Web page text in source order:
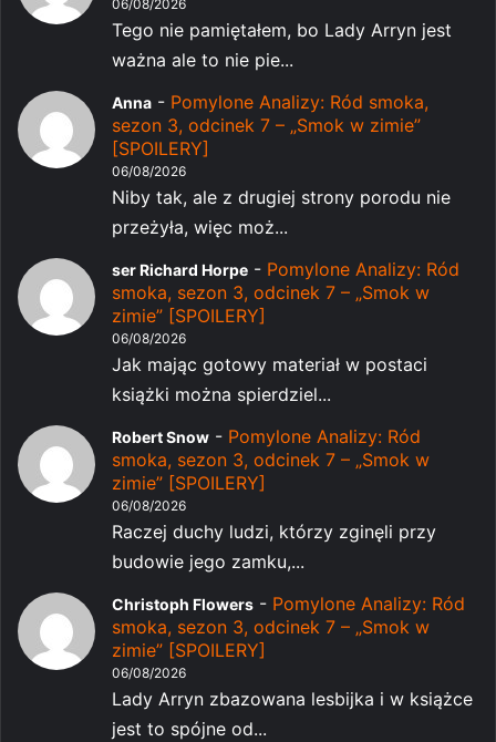
06/08/2026
Tego nie pamiętałem, bo Lady Arryn jest
ważna ale to nie pie...
Anna - Pomylone Analizy: Ród smoka,
sezon 3, odcinek 7 – „Smok w zimie”
[SPOILERY]
06/08/2026
Niby tak, ale z drugiej strony porodu nie
przeżyła, więc moż...
ser Richard Horpe - Pomylone Analizy: Ród
smoka, sezon 3, odcinek 7 – „Smok w
zimie” [SPOILERY]
06/08/2026
Jak mając gotowy materiał w postaci
książki można spierdziel...
Robert Snow - Pomylone Analizy: Ród
smoka, sezon 3, odcinek 7 – „Smok w
zimie” [SPOILERY]
06/08/2026
Raczej duchy ludzi, którzy zginęli przy
budowie jego zamku,...
Christoph Flowers - Pomylone Analizy: Ród
smoka, sezon 3, odcinek 7 – „Smok w
zimie” [SPOILERY]
06/08/2026
Lady Arryn zbazowana lesbijka i w książce
jest to spójne od...